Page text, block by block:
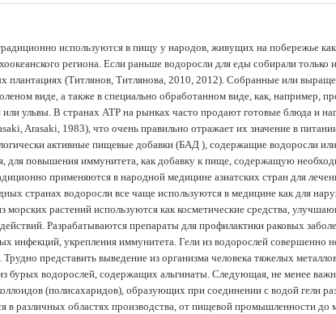
используются в пищу у народов, живущих на побережье
региона. Если раньше водоросли для еды собирали
плантациях (Tитлянов, Титлянова, 2010, 2012). Собранные или
виде, а также в специально обработанном виде, как, например,
ульвы. В странах АТР на рынках часто продают готовые блюда и
Arasaki, 1983), что очень правильно отражает их значение в
активные пищевые добавки (БАД ), содержащие водоросли
для повышения иммунитета, как добавку к пище, содержащую
применяются в народной медицине азиатских стран для
странах водоросли все чаще используются в медицине как для
морских растений используются как косметические средства,
Разрабатываются препараты для профилактики раковых
инфекций, укрепления иммунитета. Гели из водорослей
Трудно представить выведение из организма человека тяжелых
бурых водорослей, содержащих альгинаты. Следующая, не менее
(полисахаридов), образующих при соединении с водой гели
в различных областях производства, от пищевой промышленности до